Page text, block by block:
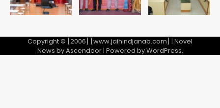
Copyright © [2006] [www.jaihindjanab.com] | Novel
News byAscendoor| Powered byWordPress.